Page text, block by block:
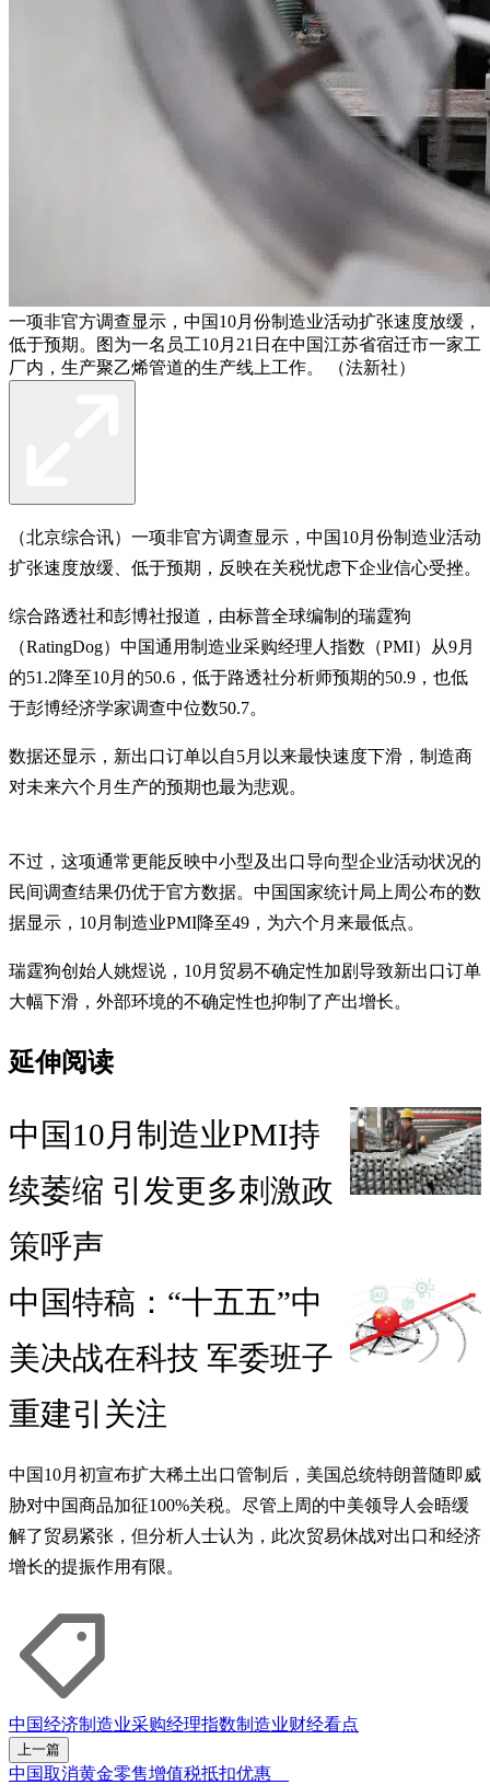
一项非官方调查显示，中国10月份制造业活动扩张速度放缓，
低于预期。图为一名员工10月21日在中国江苏省宿迁市一家工
厂内，生产聚乙烯管道的生产线上工作。 （法新社）
（北京综合讯）一项非官方调查显示，中国10月份制造业活动
扩张速度放缓、低于预期，反映在关税忧虑下企业信心受挫。
综合路透社和彭博社报道，由标普全球编制的瑞霆狗
（RatingDog）中国通用制造业采购经理人指数（PMI）从9月
的51.2降至10月的50.6，低于路透社分析师预期的50.9，也低
于彭博经济学家调查中位数50.7。
数据还显示，新出口订单以自5月以来最快速度下滑，制造商
对未来六个月生产的预期也最为悲观。
不过，这项通常更能反映中小型及出口导向型企业活动状况的
民间调查结果仍优于官方数据。中国国家统计局上周公布的数
据显示，10月制造业PMI降至49，为六个月来最低点。
瑞霆狗创始人姚煜说，10月贸易不确定性加剧导致新出口订单
大幅下滑，外部环境的不确定性也抑制了产出增长。
延伸阅读
中国10月制造业PMI持
续萎缩 引发更多刺激政
策呼声
中国特稿：“十五五”中
美决战在科技 军委班子
重建引关注
中国10月初宣布扩大稀土出口管制后，美国总统特朗普随即威
胁对中国商品加征100%关税。尽管上周的中美领导人会晤缓
解了贸易紧张，但分析人士认为，此次贸易休战对出口和经济
增长的提振作用有限。
中国经济制造业采购经理指数制造业财经看点
上一篇
中国取消黄金零售增值税抵扣优惠